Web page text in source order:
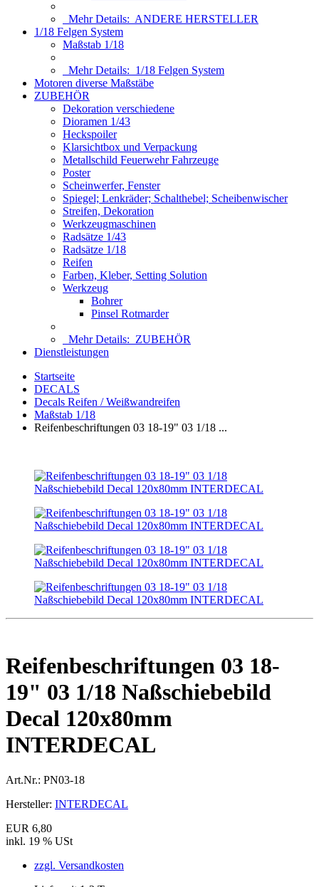
Mehr Details: ANDERE HERSTELLER
1/18 Felgen System
Maßstab 1/18
Mehr Details: 1/18 Felgen System
Motoren diverse Maßstäbe
ZUBEHÖR
Dekoration verschiedene
Dioramen 1/43
Heckspoiler
Klarsichtbox und Verpackung
Metallschild Feuerwehr Fahrzeuge
Poster
Scheinwerfer, Fenster
Spiegel; Lenkräder; Schalthebel; Scheibenwischer
Streifen, Dekoration
Werkzeugmaschinen
Radsätze 1/43
Radsätze 1/18
Reifen
Farben, Kleber, Setting Solution
Werkzeug
Bohrer
Pinsel Rotmarder
Mehr Details: ZUBEHÖR
Dienstleistungen
Startseite
DECALS
Decals Reifen / Weißwandreifen
Maßstab 1/18
Reifenbeschriftungen 03 18-19" 03 1/18 ...
Reifenbeschriftungen 03 18-
19" 03 1/18 Naßschiebebild
Decal 120x80mm
INTERDECAL
Art.Nr.: PN03-18
Hersteller: INTERDECAL
EUR 6,80
inkl. 19 % USt
zzgl. Versandkosten